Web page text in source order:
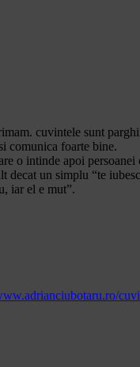
cuvintele sunt
comunica foarte bine.
o intinde apoi persoanei
decat un simplu “te
iar el e mut”.